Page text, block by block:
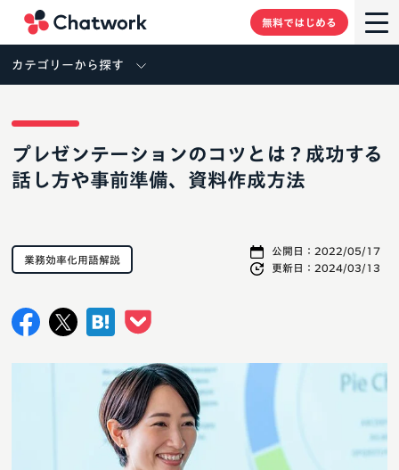
無料ではじめる
カテゴリーから探す
プレゼンテーションのコツとは？成功する
話し方や事前準備、資料作成方法
公開日： 2022/05/17
更新日： 2024/03/13
業務効率化用語解説